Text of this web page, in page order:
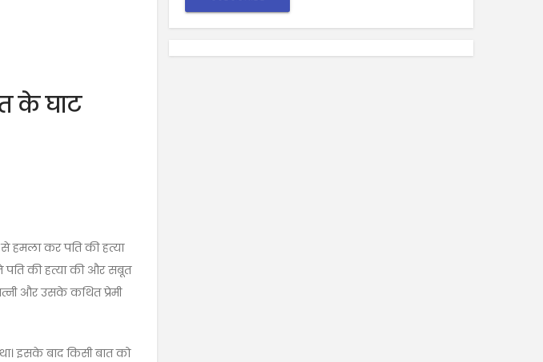
के घाट
हमला कर पति की हत्या
की हत्या की और सबूत
और उसके कथित प्रेमी
इसके बाद किसी बात को